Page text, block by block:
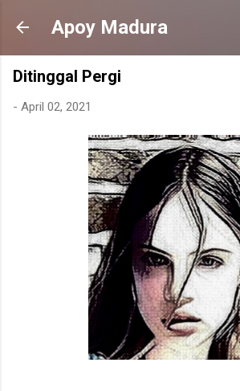
Langsung ke konten
Apoy Madura
Ditinggal Pergi
- April 02, 2021